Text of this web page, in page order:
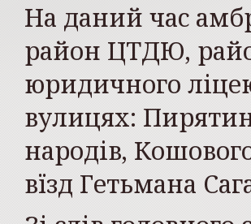
На даний час
район ЦТДЮ,
юридичного
вулицях:
народів,
вїзд Гетьмана